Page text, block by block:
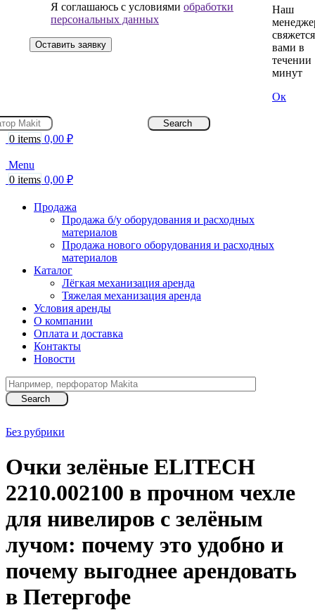
Я соглашаюсь с условиямиобработки
персональных данных
Наш
вами в
течении
минут
Ок
Search
0 items 0,00 ₽
Menu
0 items 0,00 ₽
Продажа
Продажа б/у оборудования и расходных
материалов
Продажа нового оборудования и расходных
материалов
Каталог
Лёгкая механизация аренда
Тяжелая механизация аренда
Условия аренды
О компании
Оплата и доставка
Контакты
Новости
Search
Без рубрики
Очки зелёные ELITECH
2210.002100 в прочном чехле
для нивелиров с зелёным
лучом: почему это удобно и
почему выгоднее арендовать
в Петергофе